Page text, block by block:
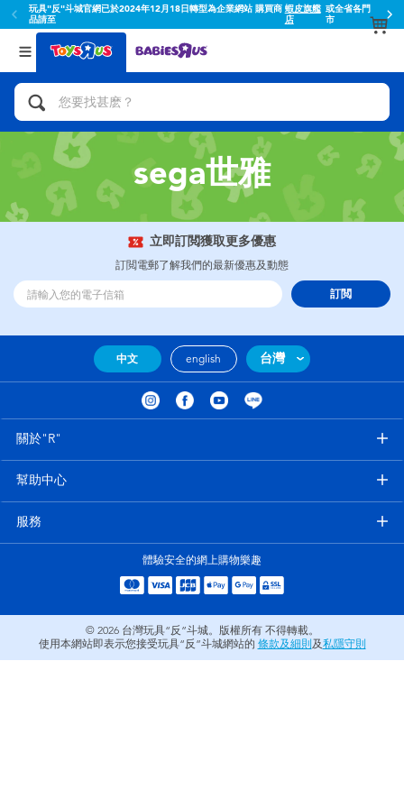
玩具"反"斗城官網已於2024年12月18日轉型為企業網站 購買商
品請至
蝦皮旗艦
店
或全省各門
市
返回
分類目錄
人氣英雄,角色扮演,射擊玩具
腳踏車,滑板車,騎乘車
拼砌組合及樂高LEGO
玩具車,貨車,火車及遙控系列
手工藝,文具,蠟筆,泥膠,畫板
娃娃, 芭比,收藏公仔
遊戲及拼圖系列
戶外及運動用品
派對用品
返回
品牌
Toy Story玩具總動員
Super Mario超級瑪利歐
52TOYS
Miniso名創優品
playpop
Barbie芭比
NERF熱火
sega世雅
立即訂閲獲取更多優惠
訂閲電郵了解我們的最新優惠及動態
訂閲
中文 english 台灣
關於"R"
幫助中心
服務
體驗安全的網上購物樂趣
© 2026 台灣玩具“反”斗城。版權所有 不得轉載。
使用本網站即表示您接受玩具“反”斗城網站的 條款及細則 及私隱守則